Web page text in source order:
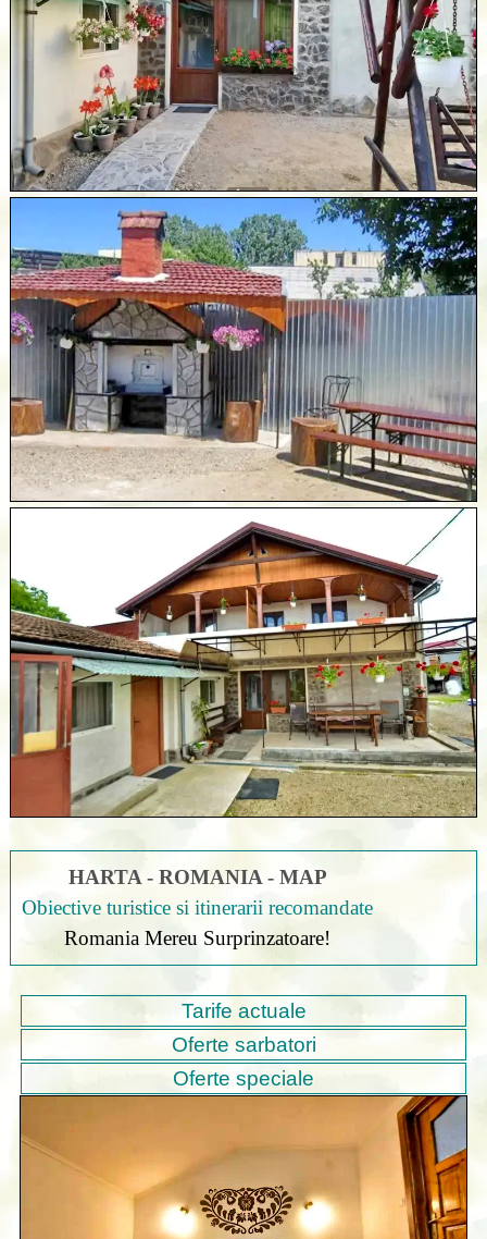
HARTA - ROMANIA - MAP
Obiective turistice si itinerarii recomandate
Romania Mereu Surprinzatoare!
Tarife actuale
Oferte sarbatori
Oferte speciale